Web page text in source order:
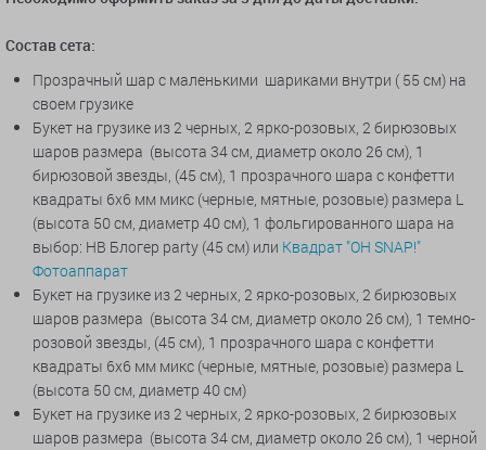
Состав сета:
Прозрачный шар с маленькими шариками внутри ( 55 см) на
своем грузике
Букет на грузике из 2 черных, 2 ярко-розовых, 2 бирюзовых
шаров размера (высота 34 см, диаметр около 26 см), 1
бирюзовой звезды, (45 см), 1 прозрачного шара с конфетти
квадраты 6х6 мм микс (черные, мятные, розовые) размера L
(высота 50 см, диаметр 40 см), 1 фольгированного шара на
выбор: HB Блогер party (45 см) или Квадрат "OH SNAP!"
Фотоаппарат
Букет на грузике из 2 черных, 2 ярко-розовых, 2 бирюзовых
шаров размера (высота 34 см, диаметр около 26 см), 1 темно-
розовой звезды, (45 см), 1 прозрачного шара с конфетти
квадраты 6х6 мм микс (черные, мятные, розовые) размера L
(высота 50 см, диаметр 40 см)
Букет на грузике из 2 черных, 2 ярко-розовых, 2 бирюзовых
шаров размера (высота 34 см, диаметр около 26 см), 1 черной